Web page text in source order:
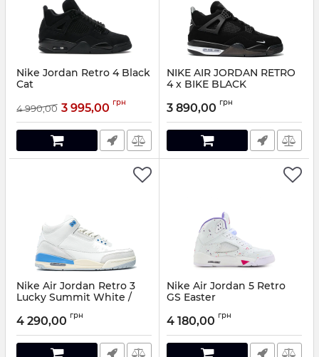
Nike Jordan Retro 4 Black
Cat
4 990,00 3 995,00 грн
NIKE AIR JORDAN RETRO
4 x BIKE BLACK
3 890,00 грн
Nike Air Jordan Retro 3
Lucky Summit White /
Артикул: 6110544
4 290,00 грн
Nike Air Jordan 5 Retro
GS Easter
4 180,00 грн